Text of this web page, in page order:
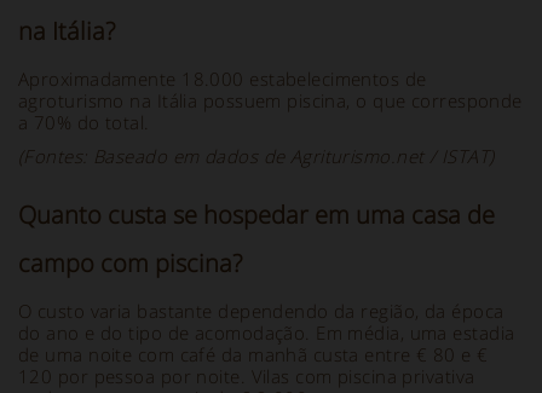
na Itália?
Aproximadamente 18.000 estabelecimentos de
agroturismo na Itália possuem piscina, o que corresponde
a 70% do total.
(Fontes: Baseado em dados de Agriturismo.net / ISTAT)
Quanto custa se hospedar em uma casa de
campo com piscina?
O custo varia bastante dependendo da região, da época
do ano e do tipo de acomodação. Em média, uma estadia
de uma noite com café da manhã custa entre € 80 e €
120 por pessoa por noite. Vilas com piscina privativa